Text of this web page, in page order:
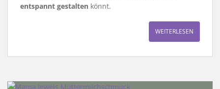
entspannt gestalten könnt.
WEITERLESEN